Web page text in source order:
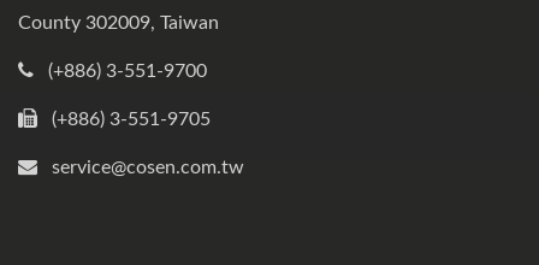
County 302009, Taiwan
(+886) 3-551-9700
(+886) 3-551-9705
service@cosen.com.tw